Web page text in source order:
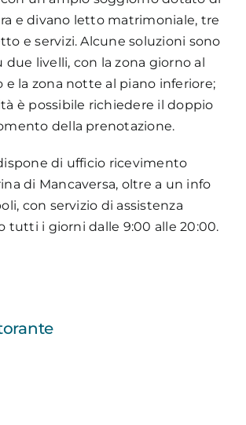
e divano letto matrimoniale, tre
e servizi. Alcune soluzioni sono
livelli, con la zona giorno al
e la zona notte al piano inferiore;
è possibile richiedere il doppio
della prenotazione.
di ufficio ricevimento
di Mancaversa, oltre a un info
con servizio di assistenza
tutti i giorni dalle 9:00 alle 20:00.